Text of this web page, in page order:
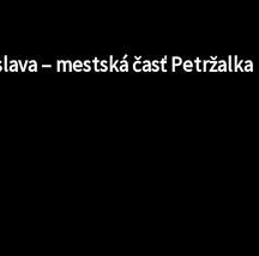
– mestská časť Petržalka